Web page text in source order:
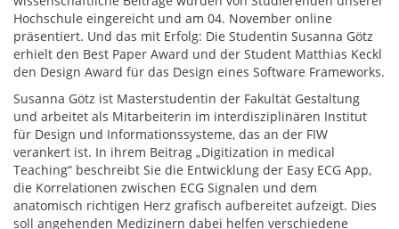
Hochschule eingereicht und am 04. November online
präsentiert. Und das mit Erfolg: Die Studentin Susanna Götz
erhielt den Best Paper Award und der Student Matthias Keckl
den Design Award für das Design eines Software Frameworks.
Susanna Götz ist Masterstudentin der Fakultät Gestaltung
und arbeitet als Mitarbeiterin im interdisziplinären Institut
für Design und Informationssysteme, das an der FIW
verankert ist. In ihrem Beitrag „Digitization in medical
Teaching“ beschreibt Sie die Entwicklung der Easy ECG App,
die Korrelationen zwischen ECG Signalen und dem
anatomisch richtigen Herz grafisch aufbereitet aufzeigt. Dies
soll angehenden Medizinern dabei helfen verschiedene